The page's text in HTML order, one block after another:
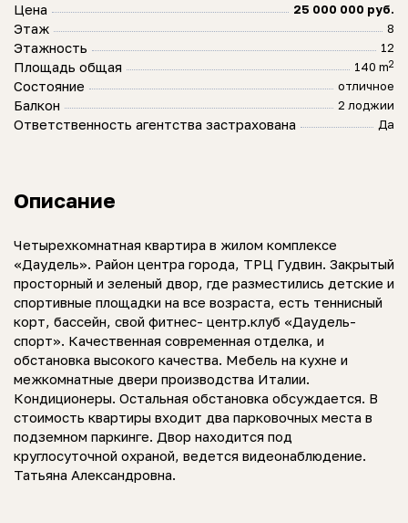
Цена 25 000 000 руб.
Этаж 8
Этажность 12
Площадь общая 140 m2
Состояние отличное
Балкон 2 лоджии
Ответственность агентства застрахована Да
Описание
Четырехкомнатная квартира в жилом комплексе
«Даудель». Район центра города, ТРЦ Гудвин. Закрытый
просторный и зеленый двор, где разместились детские и
спортивные площадки на все возраста, есть теннисный
корт, бассейн, свой фитнес- центр.клуб «Даудель-
спорт». Качественная современная отделка, и
обстановка высокого качества. Мебель на кухне и
межкомнатные двери производства Италии.
Кондиционеры. Остальная обстановка обсуждается. В
стоимость квартиры входит два парковочных места в
подземном паркинге. Двор находится под
круглосуточной охраной, ведется видеонаблюдение.
Татьяна Александровна.